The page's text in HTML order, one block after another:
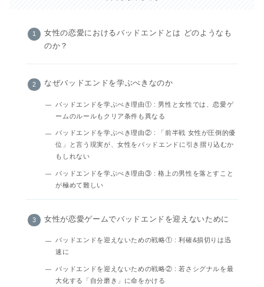
女性の恋愛におけるバッドエンドとは どのようなも
のか？
なぜバッドエンドを学ぶべきなのか
バッドエンドを学ぶべき理由① : 男性と女性では、恋愛ゲ
ームのルールもクリア条件も異なる
バッドエンドを学ぶべき理由② : 「前半戦 女性が圧倒的優
位」と言う現実が、女性をバッドエンドに引き摺り込むか
もしれない
バッドエンドを学ぶべき理由③ : 格上の男性を落とすこと
が極めて難しい
女性が恋愛ゲームでバッドエンドを迎えないために
バッドエンドを迎えないための戦略① : 利確&損切りは迅
速に
バッドエンドを迎えないための戦略② : 若さシグナルを最
大化する「自分磨き」に命をかける